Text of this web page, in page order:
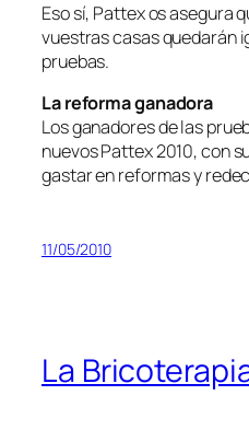
Eso sí, Pattex os asegura
vuestras casas quedarán
pruebas.
La reforma ganadora
Los ganadores de las
nuevos Pattex 2010, con
gastar en reformas y
11/05/2010
La